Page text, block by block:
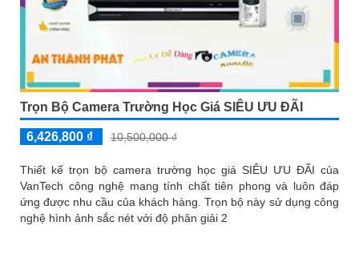
Trọn Bộ Camera Trường Học Giá SIÊU ƯU ĐÃI
6,426,800 ₫ 10,500,000 ₫
Thiết kế trọn bộ camera trường học giá SIÊU ƯU ĐÃI của
VanTech công nghệ mang tính chất tiên phong và luôn đáp
ứng được nhu cầu của khách hàng. Trọn bộ này sử dụng công
nghệ hình ảnh sắc nét với độ phân giải 2